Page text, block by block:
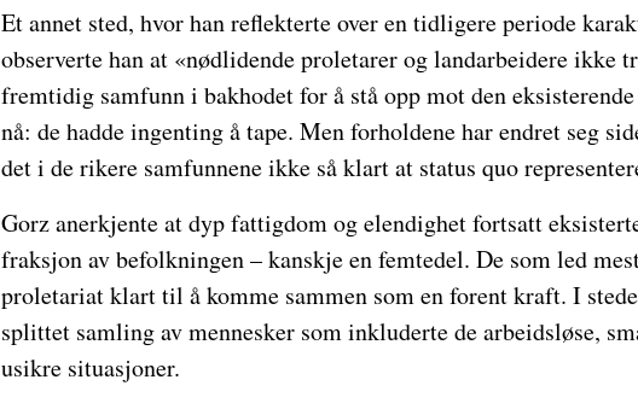
Et annet sted, hvor han reflekterte over en tidligere periode
observerte han at «nødlidende proletarer og landarbeidere ikke
fremtidig samfunn i bakhodet for å stå opp mot den
nå: de hadde ingenting å tape. Men forholdene har endret seg
det i de rikere samfunnene ikke så klart at status quo
Gorz anerkjente at dyp fattigdom og elendighet fortsatt
fraksjon av befolkningen – kanskje en femtedel. De som led
proletariat klart til å komme sammen som en forent kraft. I
splittet samling av mennesker som inkluderte de arbeidsløse,
usikre situasjoner.